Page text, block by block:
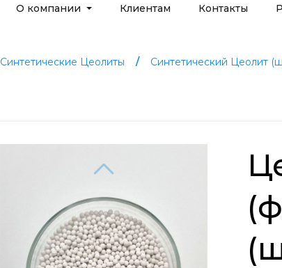
О компании Клиентам Контакты
Синтетические Цеолиты Синтетический Цеолит